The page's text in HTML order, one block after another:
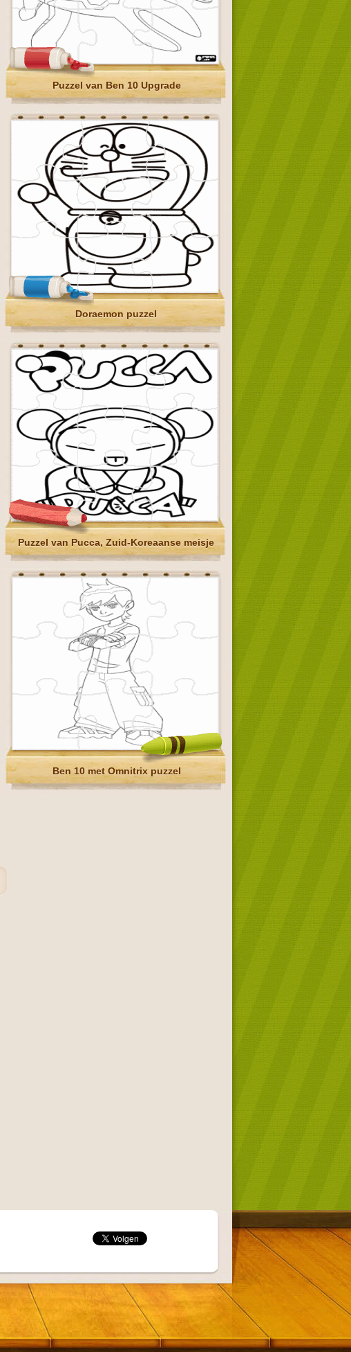
Puzzel van Ben 10 Upgrade
Doraemon puzzel
Puzzel van Pucca, Zuid-Koreaanse meisje
Ben 10 met Omnitrix puzzel